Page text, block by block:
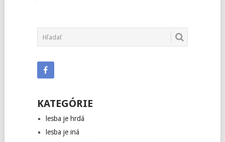
KATEGÓRIE
lesba je hrdá
lesba je iná